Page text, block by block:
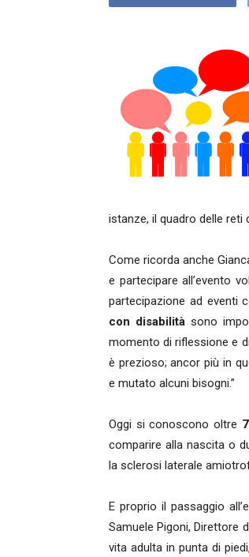
istanze, il quadro delle reti
Come ricorda anche
e partecipare all’evento
partecipazione ad eventi
con disabilitàsono
momento di riflessione e
è prezioso; ancor più in
e mutato alcuni bisogni.”
Oggi si conoscono oltre
comparire alla nascita o
la sclerosi laterale
E proprio il passaggio
Samuele Pigoni, Direttore
vita adulta in punta di